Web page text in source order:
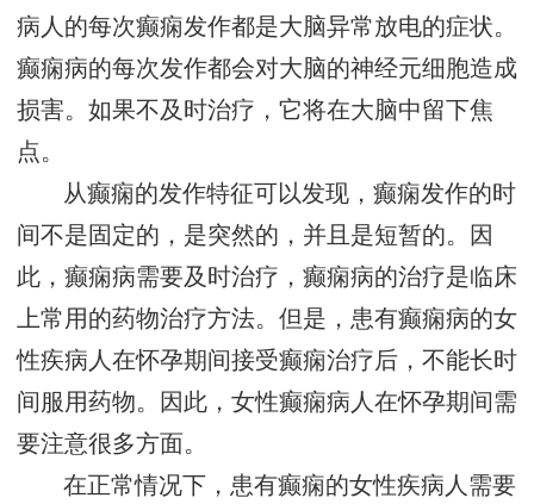
病人的每次癫痫发作都是大脑异常放电的症状。
癫痫病的每次发作都会对大脑的神经元细胞造成
损害。如果不及时治疗，它将在大脑中留下焦
点。
从癫痫的发作特征可以发现，癫痫发作的时
间不是固定的，是突然的，并且是短暂的。因
此，癫痫病需要及时治疗，癫痫病的治疗是临床
上常用的药物治疗方法。但是，患有癫痫病的女
性疾病人在怀孕期间接受癫痫治疗后，不能长时
间服用药物。因此，女性癫痫病人在怀孕期间需
要注意很多方面。
在正常情况下，患有癫痫的女性疾病人需要